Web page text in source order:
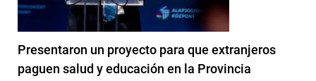
Presentaron un proyecto para que extranjeros
paguen salud y educación en la Provincia